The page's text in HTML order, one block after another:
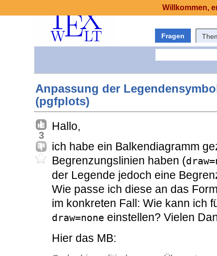
Fragen
Anpassung der
(pgfplots)
3
Hallo,
ich habe ein Balkendiagramm
Begrenzungslinien haben (
der Legende jedoch eine
Wie passe ich diese an das
im konkreten Fall: Wie kann ich
draw=none einstellen? Vielen
Hier das MB:
Willkommen,